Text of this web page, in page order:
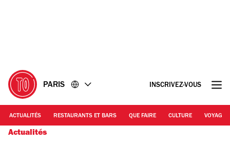
PARIS INSCRIVEZ-VOUS
ACTUALITÉS RESTAURANTS ET BARS QUE FAIRE CULTURE VOYAGE
Actualités